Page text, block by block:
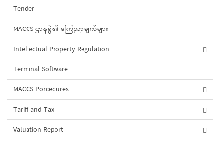
Tender
MACCS ဌာနခွဲ၏ ကြေညာချက်များ
Intellectual Property Regulation
Terminal Software
MACCS Porcedures
Tariff and Tax
Valuation Report